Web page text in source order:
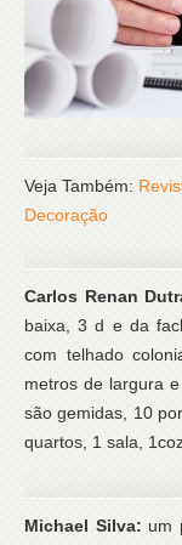
Veja Também:
Decoração
Carlos Renan
baixa, 3 d e da
com telhado
metros de largura
são gemidas, 10
quartos, 1 sala,
Michael Silva:um